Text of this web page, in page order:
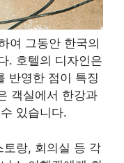
여 그동안 한국의
. 호텔의 디자인은
반영한 점이 특징
객실에서 한강과
있습니다.
토랑, 회의실 등 각